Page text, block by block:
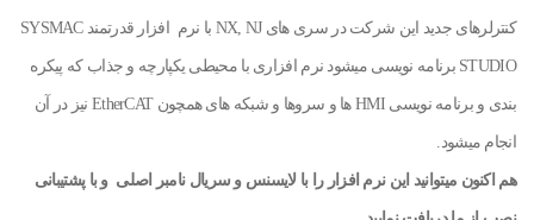
کنترلرهای جدید این شرکت در سری های NX, NJ با نرم افزار قدرتمند SYSMAC
STUDIO برنامه نویسی میشود نرم افزاری با محیطی یکپارچه و جذاب که پیکره
بندی و برنامه نویسی HMI ها و سروها و شبکه های همچون EtherCAT نیز در آن
انجام میشود.
هم اکنون میتوانید این نرم افزار را با لایسنس و سریال نامبر اصلی و با پشتیبانی